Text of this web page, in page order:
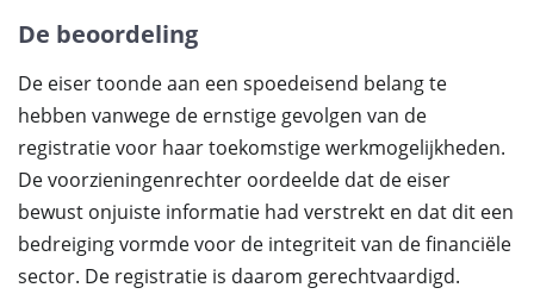
De beoordeling
De eiser toonde aan een spoedeisend belang te
hebben vanwege de ernstige gevolgen van de
registratie voor haar toekomstige werkmogelijkheden.
De voorzieningenrechter oordeelde dat de eiser
bewust onjuiste informatie had verstrekt en dat dit een
bedreiging vormde voor de integriteit van de financiële
sector. De registratie is daarom gerechtvaardigd.